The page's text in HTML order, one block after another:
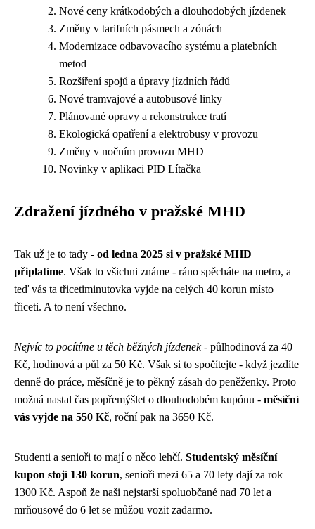
Nové ceny krátkodobých a dlouhodobých jízdenek
Změny v tarifních pásmech a zónách
Modernizace odbavovacího systému a platebních
metod
Rozšíření spojů a úpravy jízdních řádů
Nové tramvajové a autobusové linky
Plánované opravy a rekonstrukce tratí
Ekologická opatření a elektrobusy v provozu
Změny v nočním provozu MHD
Novinky v aplikaci PID Lítačka
Zdražení jízdného v pražské MHD
Tak už je to tady - od ledna 2025 si v pražské MHD
připlatíme. Však to všichni známe - ráno spěcháte na metro, a
teď vás ta třicetiminutovka vyjde na celých 40 korun místo
třiceti. A to není všechno.
Nejvíc to pocítíme u těch běžných jízdenek- půlhodinová za 40
Kč, hodinová a půl za 50 Kč. Však si to spočítejte - když jezdíte
denně do práce, měsíčně je to pěkný zásah do peněženky. Proto
možná nastal čas popřemýšlet o dlouhodobém kupónu - měsíční
vás vyjde na 550 Kč, roční pak na 3650 Kč.
Studenti a senioři to mají o něco lehčí. Studentský měsíční
kupon stojí 130 korun, senioři mezi 65 a 70 lety dají za rok
1300 Kč. Aspoň že naši nejstarší spoluobčané nad 70 let a
mrňousové do 6 let se můžou vozit zadarmo.